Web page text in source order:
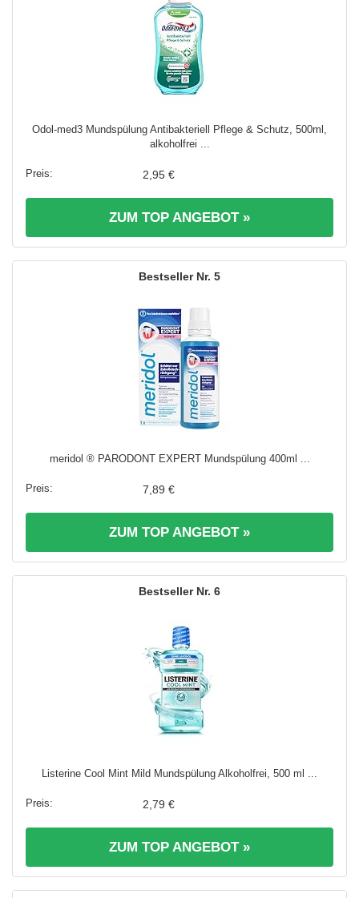
Odol-med3 Mundspülung Antibakteriell Pflege & Schutz, 500ml,
alkoholfrei ...
2,95 €
ZUM TOP ANGEBOT »
5
meridol ® PARODONT EXPERT Mundspülung 400ml ...
7,89 €
ZUM TOP ANGEBOT »
6
Listerine Cool Mint Mild Mundspülung Alkoholfrei, 500 ml ...
2,79 €
ZUM TOP ANGEBOT »